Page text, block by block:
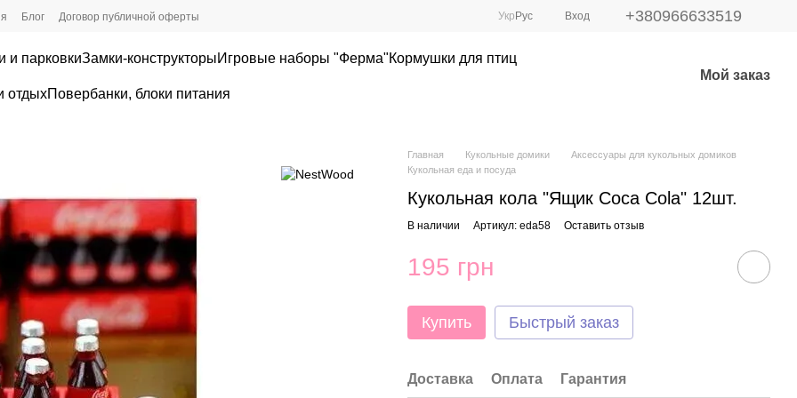
Блог Договор публичной оферты Укр Рус Вход +380966633519
и парковкиЗамки-конструкторыИгровые наборы "Ферма"Кормушки для птиц
отдыхПовербанки, блоки питания
Мой заказ
Главная Кукольные домики
Аксессуары для кукольных домиков
Кукольная еда и посуда
Кукольная кола "Ящик Coca Cola" 12шт.
В наличии Артикул: eda58 Оставить отзыв
195 грн
Купить Быстрый заказ
Доставка Оплата Гарантия